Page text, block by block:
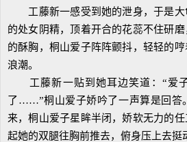
工藤新一感受到她的泄身，于是大
的处女阴精，顶着开合的花蕊不住研
的酥胸，桐山爱子阵阵颤抖，轻轻的
浪潮。
工藤新一贴到她耳边笑道：“爱
了……”桐山爱子娇吟了一声算是回答
来，桐山爱子星眸半闭，娇软无力的
起她的双腿往胸前推去，俯身压上去挺